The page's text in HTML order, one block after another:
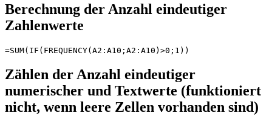
Berechnung der Anzahl eindeutiger
Zahlenwerte
Zählen der Anzahl eindeutiger
numerischer und Textwerte (funktioniert
nicht, wenn leere Zellen vorhanden sind)